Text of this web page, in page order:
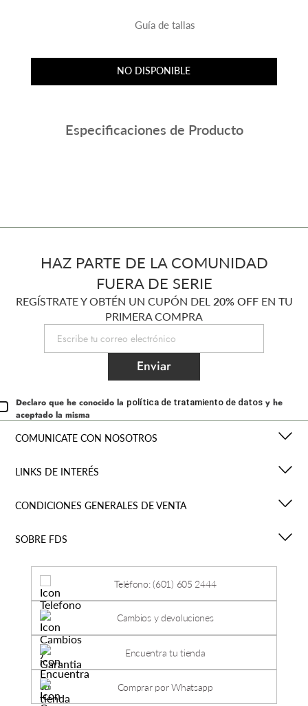
Guía de tallas
NO DISPONIBLE
Especificaciones de Producto
HAZ PARTE DE LA COMUNIDAD
FUERA DE SERIE
REGÍSTRATE Y OBTÉN UN CUPÓN DEL 20% OFFEN TU
PRIMERA COMPRA
Enviar
Declaro que he conocido la política de tratamiento de datos y he
aceptado la misma
COMUNICATE CON NOSOTROS
LINKS DE INTERÉS
CONDICIONES GENERALES DE VENTA
SOBRE FDS
Teléfono: (601) 605 2444
Cambios y devoluciones
Encuentra tu tienda
Comprar por Whatsapp